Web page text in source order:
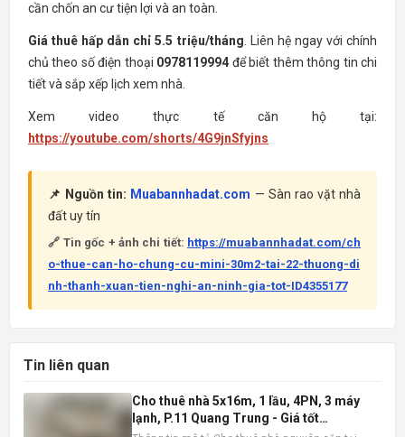
cần chốn an cư tiện lợi và an toàn.
Giá thuê hấp dẫn chỉ 5.5 triệu/tháng . Liên hệ ngay với chính
chủ theo số điện thoại 0978119994 để biết thêm thông tin chi
tiết và sắp xếp lịch xem nhà.
Xem video thực tế căn hộ tại:
https://youtube.com/shorts/4G9jnSfyjns
📌 Nguồn tin: Muabannhadat.com — Sàn rao vặt nhà
đất uy tín
🔗 Tin gốc + ảnh chi tiết: https://muabannhadat.com/ch
o-thue-can-ho-chung-cu-mini-30m2-tai-22-thuong-di
nh-thanh-xuan-tien-nghi-an-ninh-gia-tot-ID4355177
Tin liên quan
Cho thuê nhà 5x16m, 1 lầu, 4PN, 3 máy
lạnh, P.11 Quang Trung - Giá tốt